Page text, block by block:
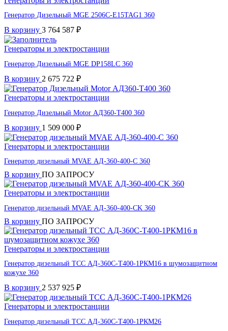
Генератор Дизельный MGE 2506C-E15TAG1 360
В корзину 3 764 587 ₽
Генераторы и электростанции
Генератор Дизельный MGE DP158LC 360
В корзину 2 675 722 ₽
Генераторы и электростанции
Генератор Дизельный Motor АД360-T400 360
В корзину 1 509 000 ₽
Генераторы и электростанции
Генератор дизельный MVAE АД-360-400-C 360
В корзину ПО ЗАПРОСУ
Генераторы и электростанции
Генератор дизельный MVAE АД-360-400-CK 360
В корзину ПО ЗАПРОСУ
Генераторы и электростанции
Генератор дизельный ТСС АД-360С-Т400-1РКМ16 в шумозащитном
кожухе 360
В корзину 2 537 925 ₽
Генераторы и электростанции
Генератор дизельный ТСС АД-360С-Т400-1РКМ26